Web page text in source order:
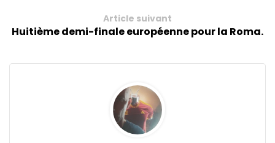
Article suivant
Huitième demi-finale européenne pour la Roma.